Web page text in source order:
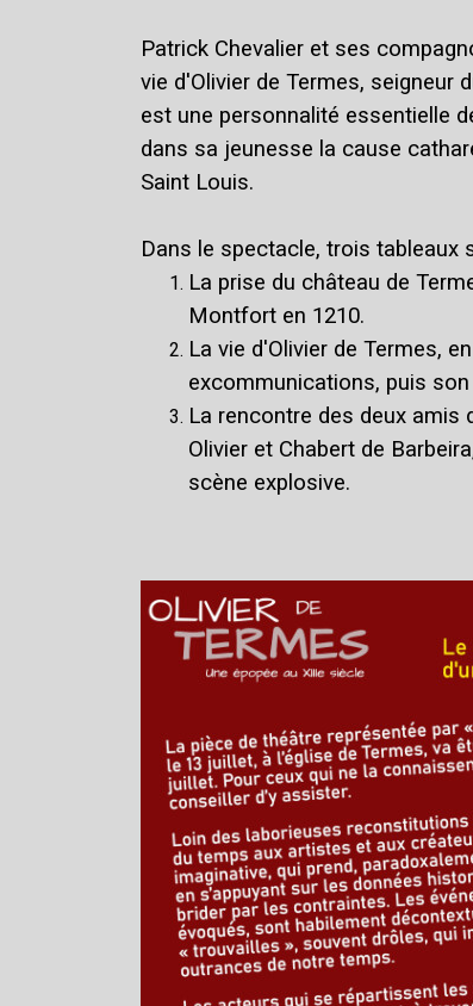
Patrick Chevalier et ses
vie d'Olivier de Termes, seigneur
est une personnalité essentielle
dans sa jeunesse la cause
Saint Louis.
Dans le spectacle, trois tableaux
La prise du château de
Montfort en 1210.
La vie d'Olivier de Termes,
excommunications, puis
La rencontre des deux amis
Olivier et Chabert de
scène explosive.